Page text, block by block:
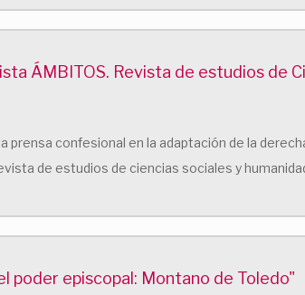
ÁMBITOS. Revista de estudios de
prensa confesional en la adaptación de la
de estudios de ciencias sociales y
poder episcopal: Montano de Toledo"